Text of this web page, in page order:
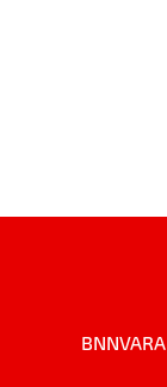
BNNVARA